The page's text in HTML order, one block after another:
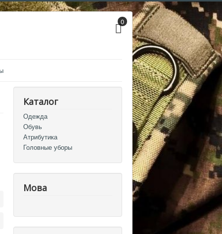
0
Каталог
Одежда
Обувь
Атрибутика
Головные уборы
Мова